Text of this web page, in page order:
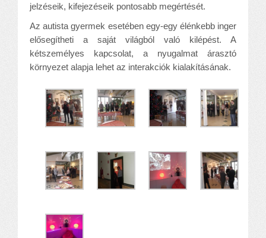
jelzéseik, kifejezéseik pontosabb megértését.
Az autista gyermek esetében egy-egy élénkebb inger
elősegítheti a saját világból való kilépést. A
kétszemélyes kapcsolat, a nyugalmat árasztó
környezet alapja lehet az interakciók kialakításának.